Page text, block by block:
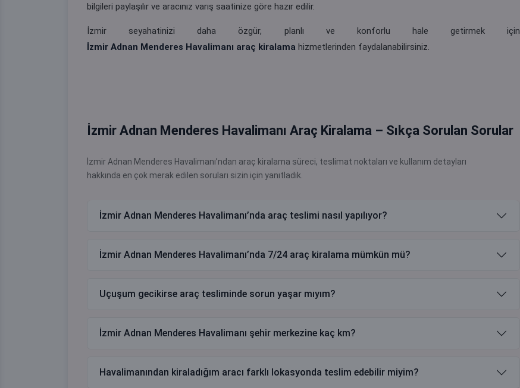
bilgileri paylaşılır ve aracınız varış saatinize göre hazır edilir.
İzmir seyahatinizi daha özgür, planlı ve konforlu hale getirmek için
İzmir Adnan Menderes Havalimanı araç kiralama hizmetlerinden faydalanabilirsiniz.
İzmir Adnan Menderes Havalimanı Araç Kiralama – Sıkça Sorulan Sorular
İzmir Adnan Menderes Havalimanı’ndan araç kiralama süreci, teslimat noktaları ve kullanım detayları
hakkında en çok merak edilen soruları sizin için yanıtladık.
İzmir Adnan Menderes Havalimanı’nda araç teslimi nasıl yapılıyor?
İzmir Adnan Menderes Havalimanı’nda 7/24 araç kiralama mümkün mü?
Uçuşum gecikirse araç tesliminde sorun yaşar mıyım?
İzmir Adnan Menderes Havalimanı şehir merkezine kaç km?
Havalimanından kiraladığım aracı farklı lokasyonda teslim edebilir miyim?